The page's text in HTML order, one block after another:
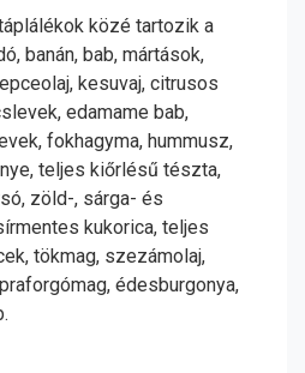
közé tartozik a
banán, bab, mártások,
kesuvaj, citrusos
edamame bab,
fokhagyma, hummusz,
teljes kiőrlésű tészta,
zöld-, sárga- és
kukorica, teljes
tökmag, szezámolaj,
édesburgonya,